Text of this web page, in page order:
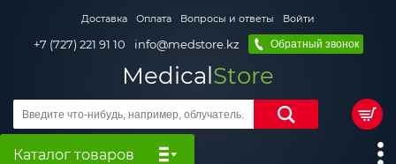
Доставка Оплата Вопросы и ответы Войти
+7 (727) 221 91 10 info@medstore.kz Обратный звонок
MedicalStore
Каталог товаров